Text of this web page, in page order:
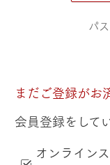
パ
まだご登録がお
会員登録をして
オンライン